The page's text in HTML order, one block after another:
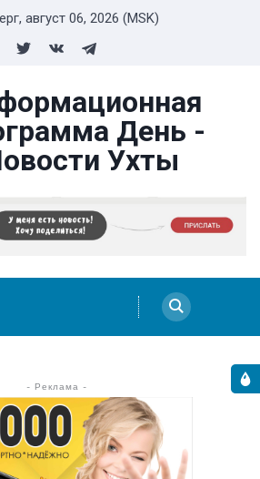
август 06, 2026 (MSK)
День -
Ухты
- Реклама -